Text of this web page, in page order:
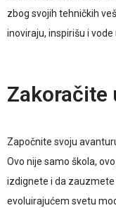
zbog svojih tehničkih
inoviraju, inspirišu i
Zakoračite
Započnite svoju
Ovo nije samo škola,
izdignete i da
evoluirajućem svetu